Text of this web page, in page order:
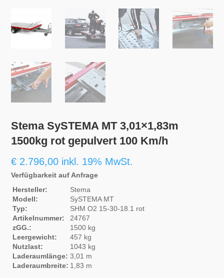
Stema SySTEMA MT 3,01×1,83m
1500kg rot gepulvert 100 Km/h
€ 2.796,00 inkl. 19% MwSt.
Verfügbarkeit auf Anfrage
Hersteller:
Stema
Modell:
SySTEMA MT
Typ:
SHM O2 15-30-18.1 rot
Artikelnummer:
24767
zGG.:
1500 kg
Leergewicht:
457 kg
Nutzlast:
1043 kg
Laderaumlänge: 3,01 m
Laderaumbreite: 1,83 m